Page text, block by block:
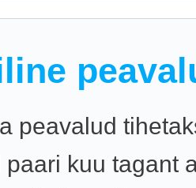
peavalud
kuu tagant